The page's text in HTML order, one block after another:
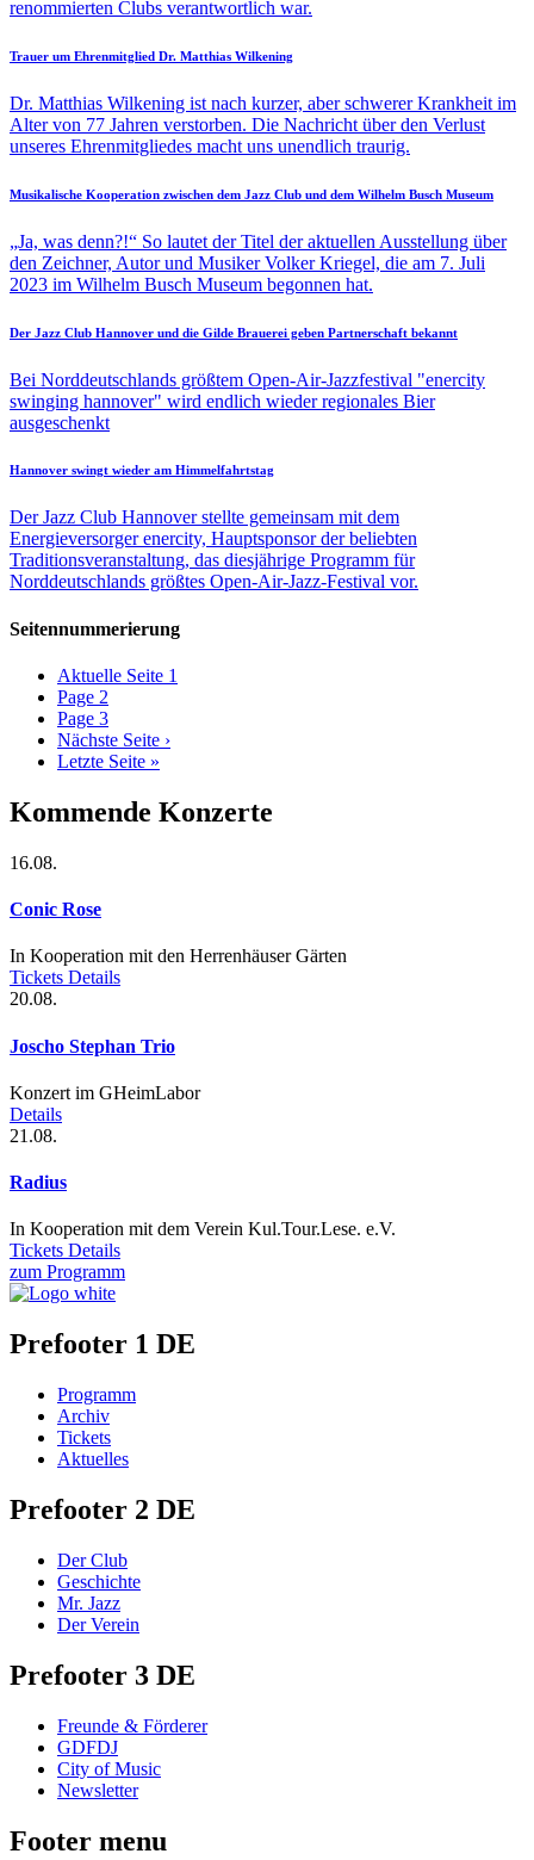
renommierten Clubs verantwortlich war.
Trauer um Ehrenmitglied Dr. Matthias Wilkening
Dr. Matthias Wilkening ist nach kurzer, aber schwerer Krankheit im
Alter von 77 Jahren verstorben. Die Nachricht über den Verlust
unseres Ehrenmitgliedes macht uns unendlich traurig.
Musikalische Kooperation zwischen dem Jazz Club und dem Wilhelm Busch Museum
„Ja, was denn?!“ So lautet der Titel der aktuellen Ausstellung über
den Zeichner, Autor und Musiker Volker Kriegel, die am 7. Juli
2023 im Wilhelm Busch Museum begonnen hat.
Der Jazz Club Hannover und die Gilde Brauerei geben Partnerschaft bekannt
Bei Norddeutschlands größtem Open-Air-Jazzfestival "enercity
swinging hannover" wird endlich wieder regionales Bier
ausgeschenkt
Hannover swingt wieder am Himmelfahrtstag
Der Jazz Club Hannover stellte gemeinsam mit dem
Energieversorger enercity, Hauptsponsor der beliebten
Traditionsveranstaltung, das diesjährige Programm für
Norddeutschlands größtes Open-Air-Jazz-Festival vor.
Seitennummerierung
Aktuelle Seite 1
Page 2
Page 3
Nächste Seite ›
Letzte Seite »
Kommende Konzerte
16.08.
Conic Rose
In Kooperation mit den Herrenhäuser Gärten
Tickets Details
20.08.
Joscho Stephan Trio
Konzert im GHeimLabor
Details
21.08.
Radius
In Kooperation mit dem Verein Kul.Tour.Lese. e.V.
Tickets Details
zum Programm
Prefooter 1 DE
Programm
Archiv
Tickets
Aktuelles
Prefooter 2 DE
Der Club
Geschichte
Mr. Jazz
Der Verein
Prefooter 3 DE
Freunde & Förderer
GDFDJ
City of Music
Newsletter
Footer menu